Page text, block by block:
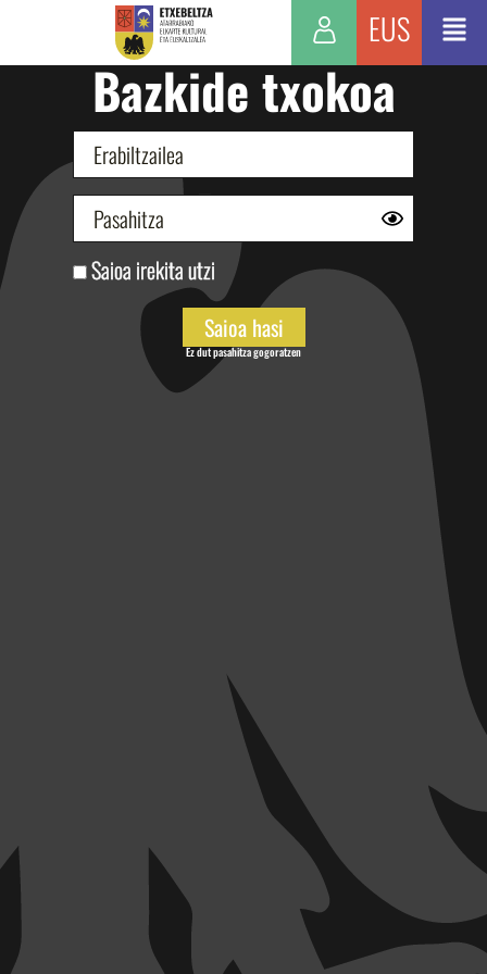
EUS
Bazkide txokoa
Saioa irekita utzi
Ez dut pasahitza gogoratzen